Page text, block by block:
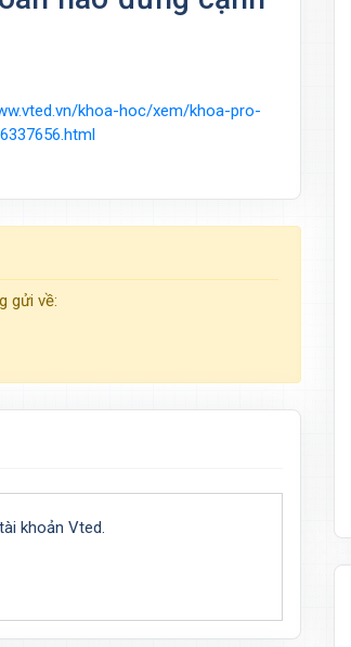
khoa-hoc/xem/khoa-pro-
gửi về:
khoản Vted.